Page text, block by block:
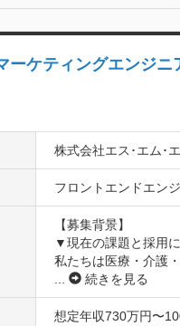
ケティングエンジ
株式会社エス･エム･
フロントエンドエン
【募集背景】
▼現在の課題と採用
私たちは医療・介護
続きを見る
想定年収730万円〜